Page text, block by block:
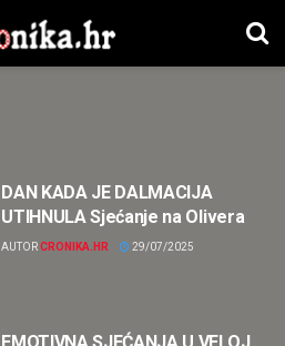
DAN KADA JE DALMACIJA
UTIHNULA Sjećanje na Olivera
AUTORCRONIKA.HR 29/07/2025
EMOTIVNA SJEĆANJA U VELOJ